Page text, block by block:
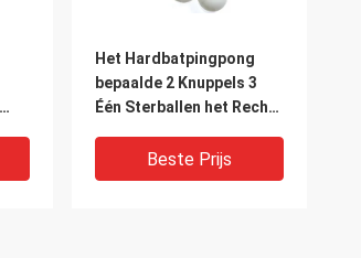
Het Hardbatpingpong
bepaalde 2 Knuppels 3
Één Sterballen het Rechte
Handvatpukkel
Beste Prijs